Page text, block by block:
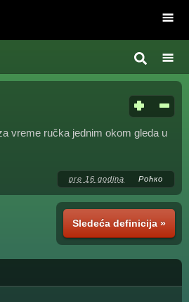
vreme ručka jednim okom gleda u
pre 16 godina Роћко
Sledeća definicija »